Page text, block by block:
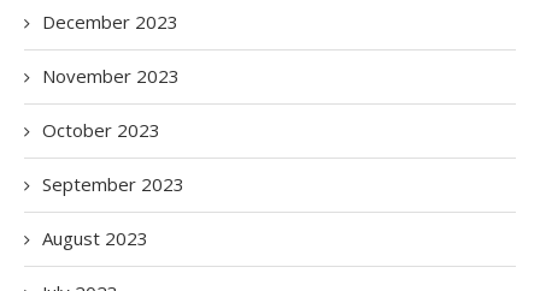
December 2023
November 2023
October 2023
September 2023
August 2023